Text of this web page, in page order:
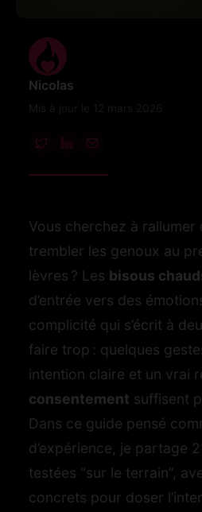
Nicolas
Vous cherchez à
trembler les genoux au
lèvres ? Les bisous
d’entrée vers des
complicité qui s’écrit à
faire trop : quelques
intention claire et un vrai
consentement suffisent
Dans ce guide pensé
d’expérience, je partage
testées “sur le terrain”,
concrets pour doser